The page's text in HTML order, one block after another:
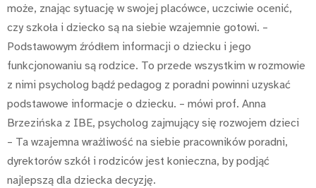
może, znając sytuację w swojej placówce, uczciwie ocenić,
czy szkoła i dziecko są na siebie wzajemnie gotowi. –
Podstawowym źródłem informacji o dziecku i jego
funkcjonowaniu są rodzice. To przede wszystkim w rozmowie
z nimi psycholog bądź pedagog z poradni powinni uzyskać
podstawowe informacje o dziecku. – mówi prof. Anna
Brzezińska z IBE, psycholog zajmujący się rozwojem dzieci
– Ta wzajemna wrażliwość na siebie pracowników poradni,
dyrektorów szkół i rodziców jest konieczna, by podjąć
najlepszą dla dziecka decyzję.